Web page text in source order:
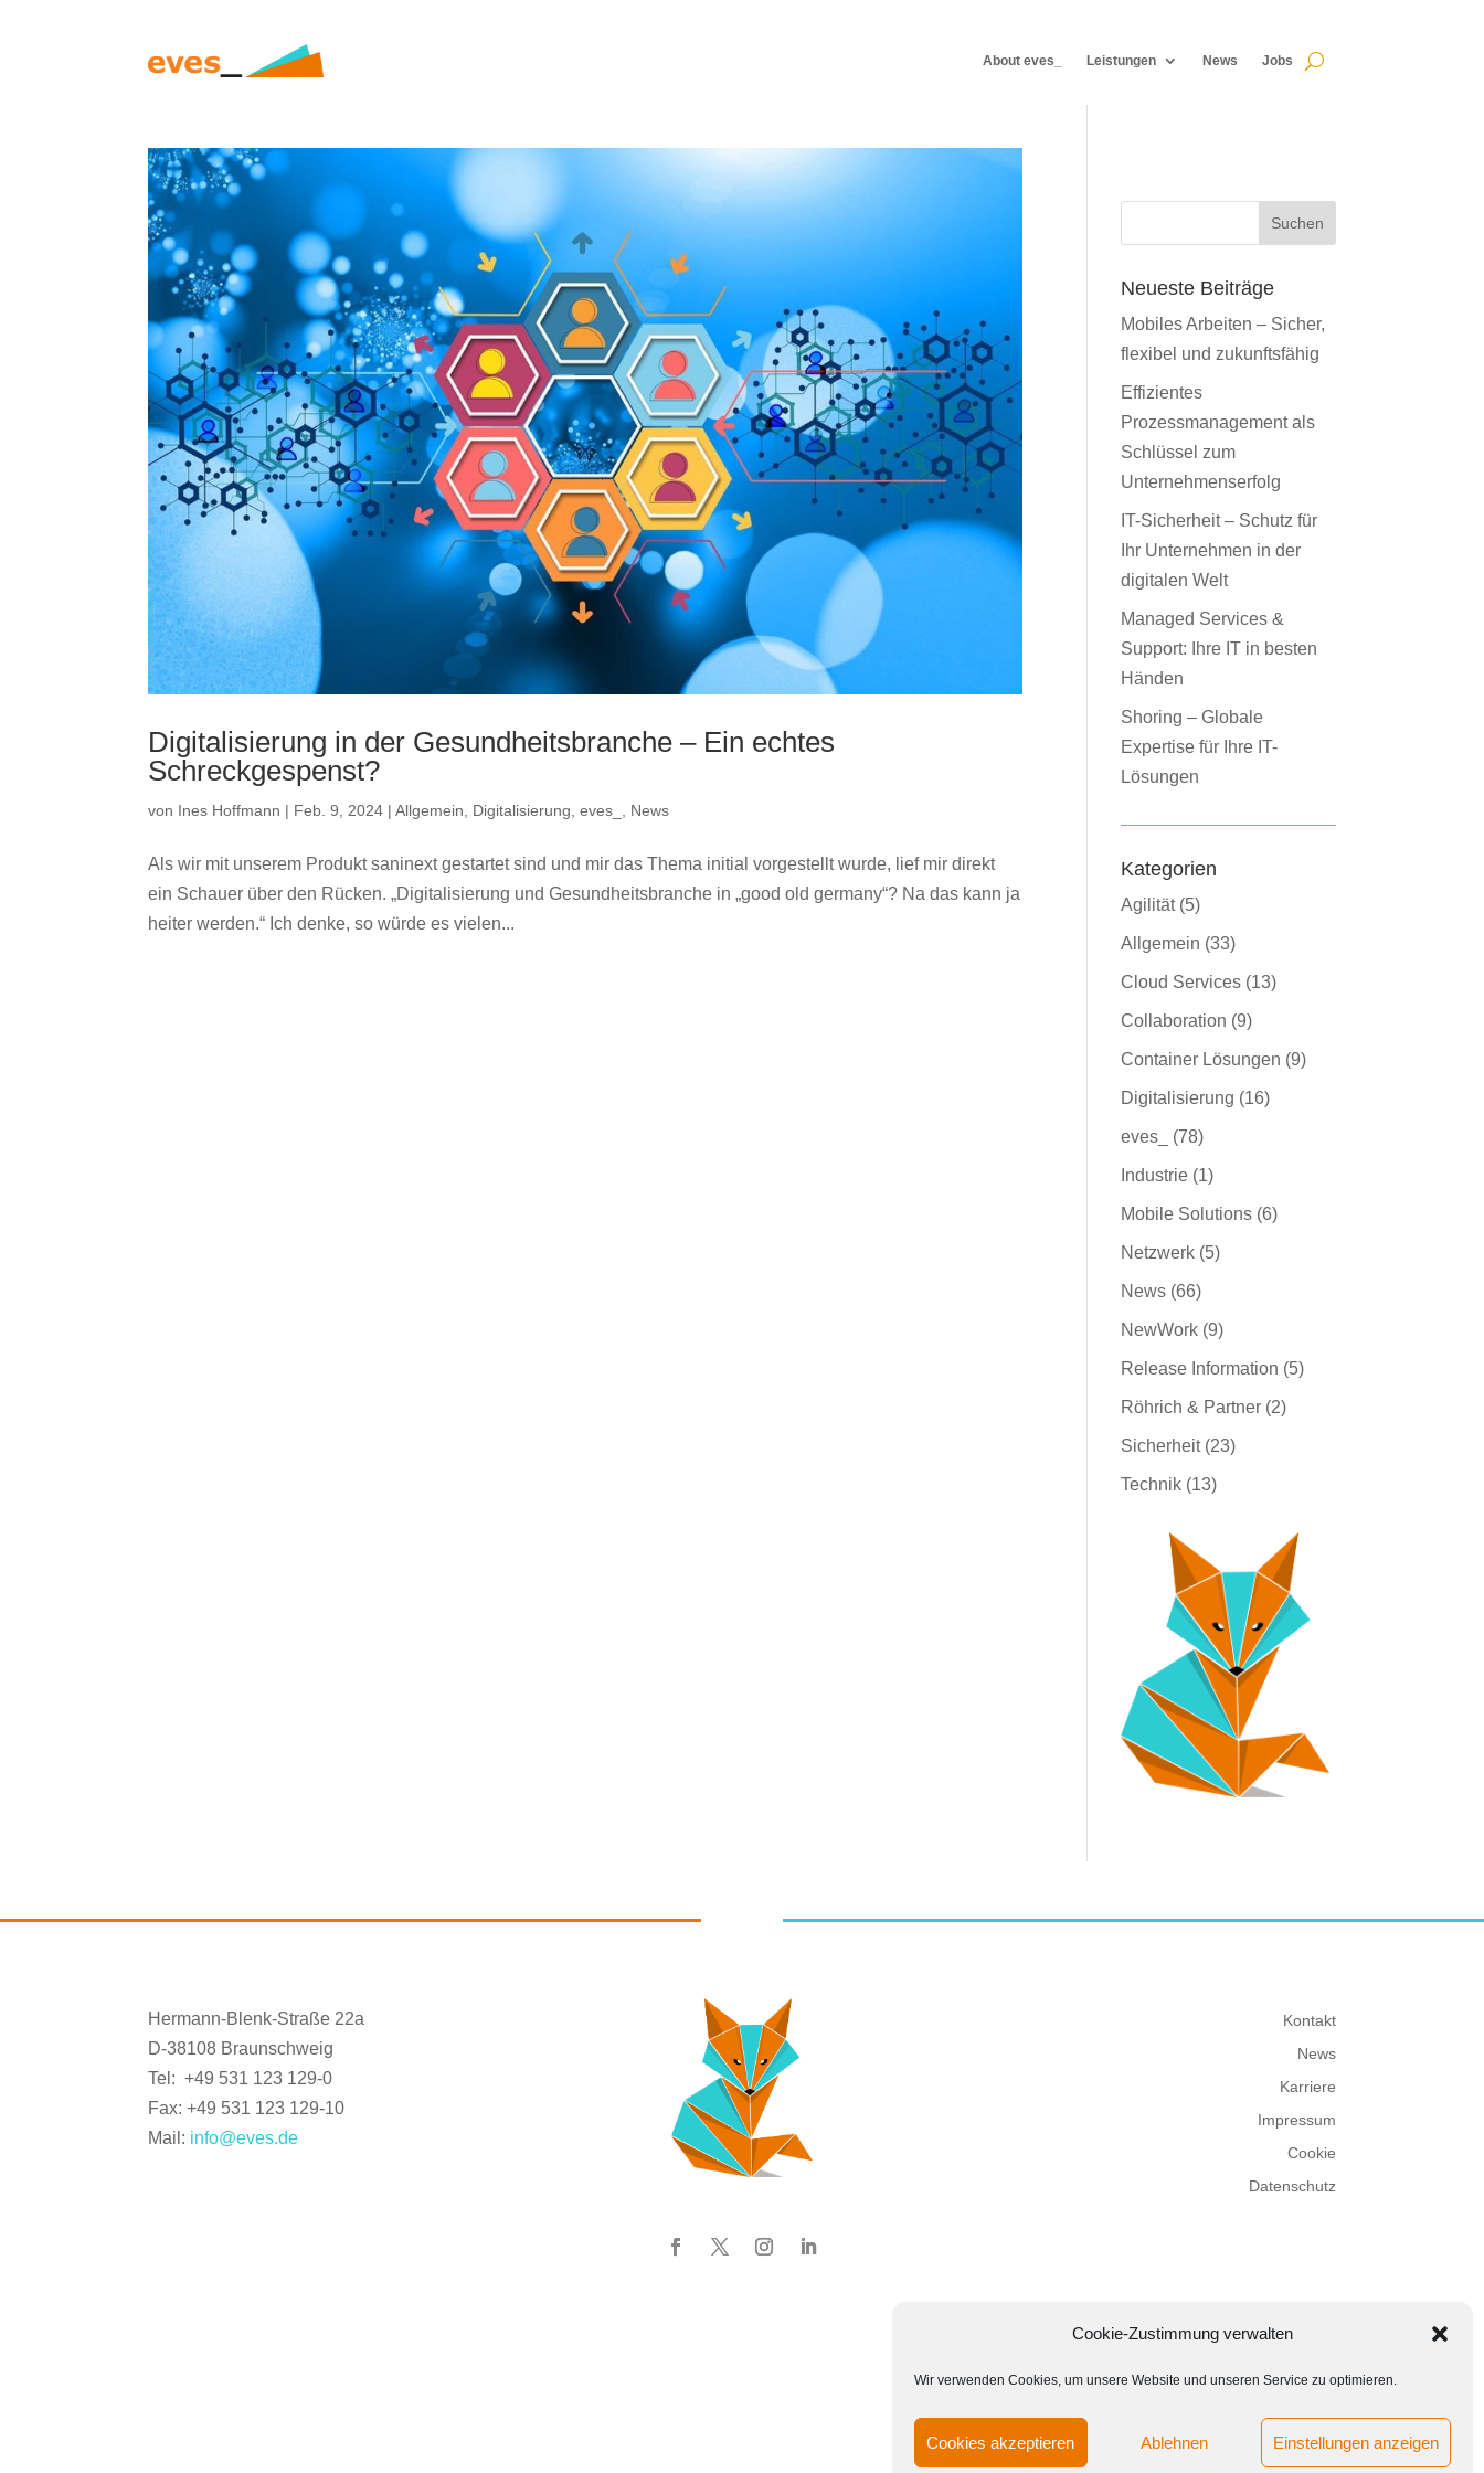
Cookie-Zustimmung verwalten
Wir verwenden Cookies, um unsere Website und unseren Service zu optimieren.
Cookies akzeptieren Ablehnen Einstellungen anzeigen
About eves_ Leistungen News Jobs
Digitalisierung in der Gesundheitsbranche – Ein echtes
Schreckgespenst?
von Ines Hoffmann | Feb. 9, 2024 |Allgemein Digitalisierung ,eves_ News
Als wir mit unserem Produkt saninext gestartet sind und mir das Thema initial vorgestellt wurde, lief mir direkt
ein Schauer über den Rücken. „Digitalisierung und Gesundheitsbranche in „good old germany“? Na das kann ja
heiter werden.“ Ich denke, so würde es vielen...
Suchen
Neueste Beiträge
Mobiles Arbeiten – Sicher,
flexibel und zukunftsfähig
Effizientes
Prozessmanagement als
Schlüssel zum
Unternehmenserfolg
IT-Sicherheit – Schutz für
Ihr Unternehmen in der
digitalen Welt
Managed Services &
Support: Ihre IT in besten
Händen
Shoring – Globale
Expertise für Ihre IT-
Lösungen
Kategorien
Agilität(5)
Allgemein (33)
Cloud Services (13)
Collaboration (9)
Container Lösungen (9)
Digitalisierung (16)
eves_ (78)
Industrie (1)
Mobile Solutions (6)
Netzwerk (5)
News (66)
NewWork (9)
Release Information (5)
Röhrich & Partner (2)
Sicherheit(23)
Technik (13)
Hermann-Blenk-Straße 22a
D-38108 Braunschweig
Tel: +49 531 123 129-0
Fax: +49 531 123 129-10
Mail: info@eves.de
Kontakt
News
Karriere
Impressum
Cookie
Datenschutz